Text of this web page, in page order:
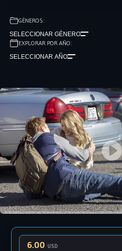
GÉNEROS:
SELECCIONAR GÉNERO
EXPLORAR POR AÑO:
SELECCIONAR AÑO
6.00USD